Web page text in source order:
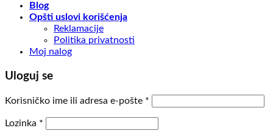
Blog
Opšti uslovi korišćenja
Reklamacije
Politika privatnosti
Moj nalog
Uloguj se
Korisničko ime ili adresa e-pošte *
Lozinka *